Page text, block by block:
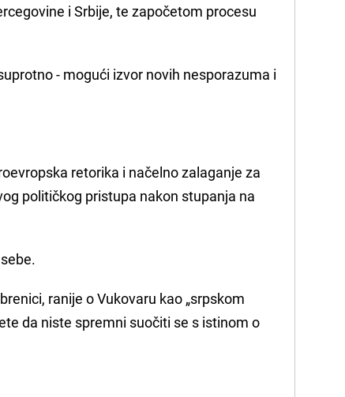
i Srbije, te započetom procesu
- mogući izvor novih nesporazuma i
retorika i načelno zalaganje za
političkog pristupa nakon stupanja na
ranije o Vukovaru kao „srpskom
da niste spremni suočiti se s istinom o